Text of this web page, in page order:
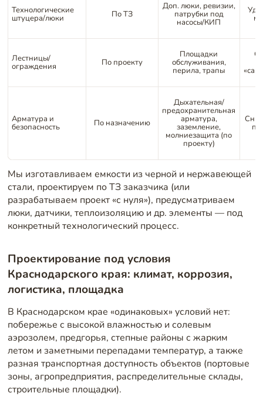
Технологические
штуцера/люки По ТЗ
Доп. люки, ревизии,
патрубки под
насосы/КИП
Лестницы/
ограждения По проекту
Площадки
обслуживания,
перила, трапы
Арматура и
безопасность По назначению
Дыхательная/
предохранительная
арматура,
заземление,
молниезащита (по
проекту)
Мы изготавливаем емкости из черной и нержавеющей
стали, проектируем по ТЗ заказчика (или
разрабатываем проект «с нуля»), предусматриваем
люки, датчики, теплоизоляцию и др. элементы — под
конкретный технологический процесс.
Проектирование под условия
Краснодарского края: климат, коррозия,
логистика, площадка
В Краснодарском крае «одинаковых» условий нет:
побережье с высокой влажностью и солевым
аэрозолем, предгорья, степные районы с жарким
летом и заметными перепадами температур, а также
разная транспортная доступность объектов (портовые
зоны, агропредприятия, распределительные склады,
строительные площадки).